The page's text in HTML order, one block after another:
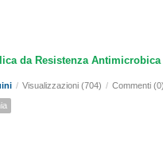
da Resistenza
/ Visualizzazioni (704) / Commenti (0)